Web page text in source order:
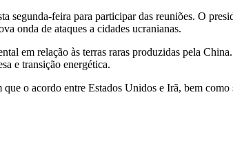
segunda-feira para participar das reuniões. O
onda de ataques a cidades ucranianas.
em relação às terras raras produzidas pela
e transição energética.
o acordo entre Estados Unidos e Irã, bem